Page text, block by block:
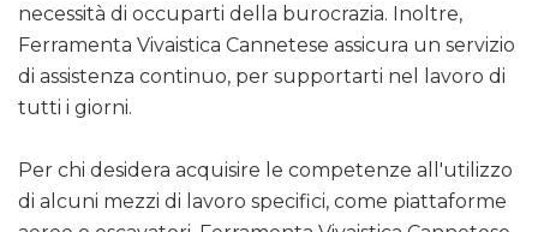
necessità di occuparti della burocrazia. Inoltre,
Ferramenta Vivaistica Cannetese assicura un servizio
di assistenza continuo, per supportarti nel lavoro di
tutti i giorni.
Per chi desidera acquisire le competenze all'utilizzo
di alcuni mezzi di lavoro specifici, come piattaforme